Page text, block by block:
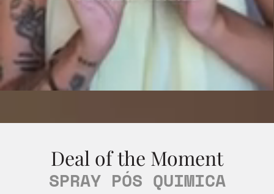
Deal of the Moment
SPRAY PÓS QUIMICA